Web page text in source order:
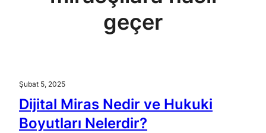
geçer
Şubat 5, 2025
Dijital Miras Nedir ve Hukuki
Boyutları Nelerdir?